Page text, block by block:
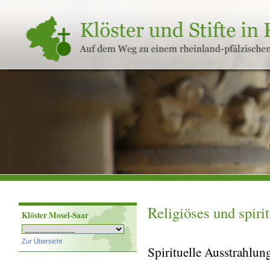
Klöster
und
Stifte
in
Rheinland-
Klöster Mosel-Saar
Zur Übersicht
Religiöses und
Spirituelle